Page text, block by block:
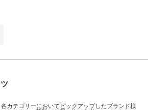
カテゴリーにおいてピックアップしたブランド様